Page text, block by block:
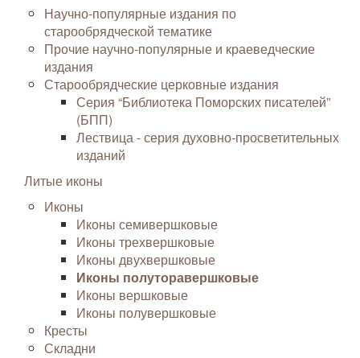
Научно-популярные издания по
старообрядческой тематике
Прочие научно-популярные и краеведческие
издания
Старообрядческие церковные издания
Серия “Библиотека Поморских писателей”
(БПП)
Лествица - серия духовно-просветительных
изданий
Литые иконы
Иконы
Иконы семивершковые
Иконы трехвершковые
Иконы двухвершковые
Иконы полуторавершковые
Иконы вершковые
Иконы полувершковые
Кресты
Складни